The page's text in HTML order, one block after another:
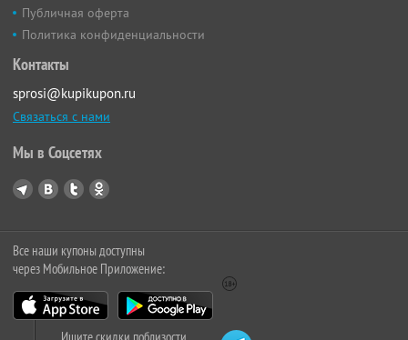
Публичная оферта
Политика конфиденциальности
Контакты
sprosi@kupikupon.ru
Связаться с нами
Мы в Соцсетях
Все наши купоны доступны
через Мобильное Приложение: